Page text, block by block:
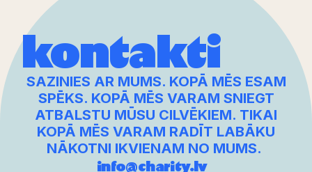
kontakti
SAZINIES AR MUMS. KOPĀ MĒS ESAM
SPĒKS. KOPĀ MĒS VARAM SNIEGT
ATBALSTU MŪSU CILVĒKIEM. TIKAI
KOPĀ MĒS VARAM RADĪT LABĀKU
NĀKOTNI IKVIENAM NO MUMS.
info@charity.lv